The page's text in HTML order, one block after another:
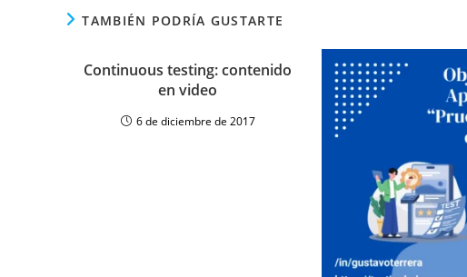
TAMBIÉN PODRÍA GUSTARTE
Continuous testing: contenido
en video
6 de diciembre de 2017